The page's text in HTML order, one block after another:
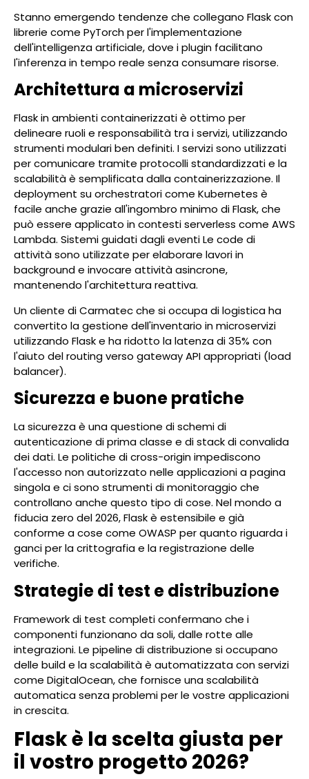
Stanno emergendo tendenze che collegano Flask con
librerie come PyTorch per l'implementazione
dell'intelligenza artificiale, dove i plugin facilitano
l'inferenza in tempo reale senza consumare risorse.
Architettura a microservizi
Flask in ambienti containerizzati è ottimo per
delineare ruoli e responsabilità tra i servizi, utilizzando
strumenti modulari ben definiti. I servizi sono utilizzati
per comunicare tramite protocolli standardizzati e la
scalabilità è semplificata dalla containerizzazione. Il
deployment su orchestratori come Kubernetes è
facile anche grazie all'ingombro minimo di Flask, che
può essere applicato in contesti serverless come AWS
Lambda. Sistemi guidati dagli eventi Le code di
attività sono utilizzate per elaborare lavori in
background e invocare attività asincrone,
mantenendo l'architettura reattiva.
Un cliente di Carmatec che si occupa di logistica ha
convertito la gestione dell'inventario in microservizi
utilizzando Flask e ha ridotto la latenza di 35% con
l'aiuto del routing verso gateway API appropriati (load
balancer).
Sicurezza e buone pratiche
La sicurezza è una questione di schemi di
autenticazione di prima classe e di stack di convalida
dei dati. Le politiche di cross-origin impediscono
l'accesso non autorizzato nelle applicazioni a pagina
singola e ci sono strumenti di monitoraggio che
controllano anche questo tipo di cose. Nel mondo a
fiducia zero del 2026, Flask è estensibile e già
conforme a cose come OWASP per quanto riguarda i
ganci per la crittografia e la registrazione delle
verifiche.
Strategie di test e distribuzione
Framework di test completi confermano che i
componenti funzionano da soli, dalle rotte alle
integrazioni. Le pipeline di distribuzione si occupano
delle build e la scalabilità è automatizzata con servizi
come DigitalOcean, che fornisce una scalabilità
automatica senza problemi per le vostre applicazioni
in crescita.
Flask è la scelta giusta per
il vostro progetto 2026?